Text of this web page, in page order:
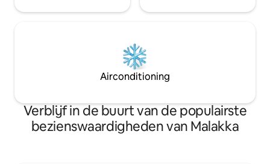
Airconditioning
Verblijf in de buurt van de populairste
bezienswaardigheden van Malakka